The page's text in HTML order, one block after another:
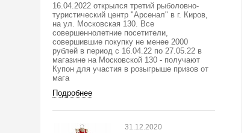
16.04.2022 открылся третий рыболовно-
туристический центр "Арсенал" в г. Киров,
на ул. Московская 130. Все
совершеннолетние посетители,
совершившие покупку не менее 2000
рублей в период с 16.04.22 по 27.05.22 в
магазине на Московской 130 - получают
Купон для участия в розыгрыше призов от
мага
Подробнее
31.12.2020